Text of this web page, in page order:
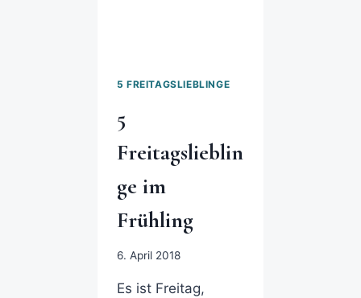
5 FREITAGSLIEBLINGE
5
Freitagslieblin
ge im
Frühling
6. April 2018
Es ist Freitag,